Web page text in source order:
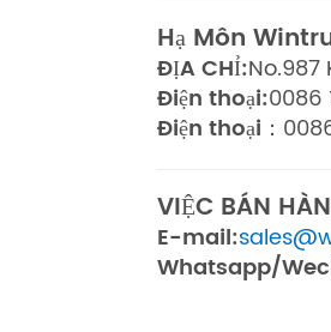
Hạ Môn
ĐỊA CHỈ:No.987
Điện thoại:0086
Điện thoại：
VIỆC BÁN
E-mail:
Whatsapp/